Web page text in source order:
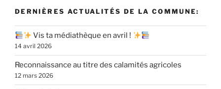
DERNIÈRES ACTUALITÉS DE LA COMMUNE:
Vis ta médiathèque en avril !
14 avril 2026
Reconnaissance au titre des calamités agricoles
12 mars 2026